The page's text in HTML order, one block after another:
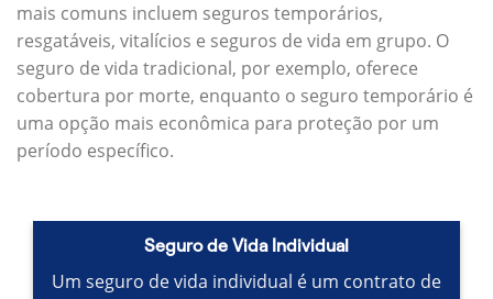
mais comuns incluem seguros temporários,
resgatáveis, vitalícios e seguros de vida em grupo. O
seguro de vida tradicional, por exemplo, oferece
cobertura por morte, enquanto o seguro temporário é
uma opção mais econômica para proteção por um
período específico.
Seguro de Vida Individual
Um seguro de vida individual é um contrato de